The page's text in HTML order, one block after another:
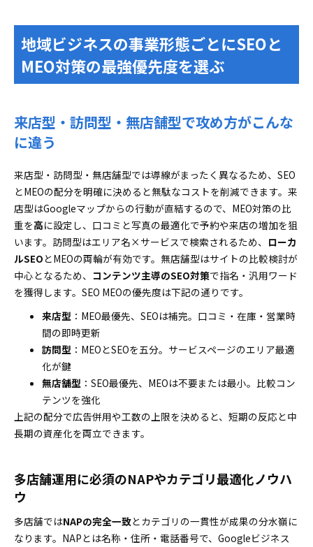
地域ビジネスの事業形態ごとにSEOと
MEO対策の最強優先度を選ぶ
来店型・訪問型・無店舗型で攻め方がこんな
に違う
来店型・訪問型・無店舗型では導線がまったく異なるため、SEO
とMEOの配分を明確に決めると無駄なコストを削減できます。来
店型はGoogleマップからの行動が直結するので、MEO対策の比
重を高に設定し、口コミと写真の最適化で予約や来店の増加を狙
います。訪問型はエリア名×サービスで検索されるため、 ローカ
ルSEOとMEOの両輪が有効です。無店舗型はサイトの比較検討が
中心となるため、 コンテンツ主導のSEO対策で指名・汎用ワード
を獲得します。SEO MEOの優先度は下記の通りです。
来店型 ：MEO最優先、SEOは補完。口コミ・在庫・営業時
間の即時更新
訪問型 ：MEOとSEOを五分。サービスページのエリア最適
化が鍵
無店舗型 ：SEO最優先、MEOは不要または最小。比較コン
テンツを強化
上記の配分で広告併用や工数の上限を決めると、短期の反応と中
長期の資産化を両立できます。
多店舗運用に必須のNAPやカテゴリ最適化ノウハ
ウ
多店舗ではNAPの完全一致とカテゴリの一貫性が成果の分水嶺に
なります。NAPとは名称・住所・電話番号で、Googleビジネス